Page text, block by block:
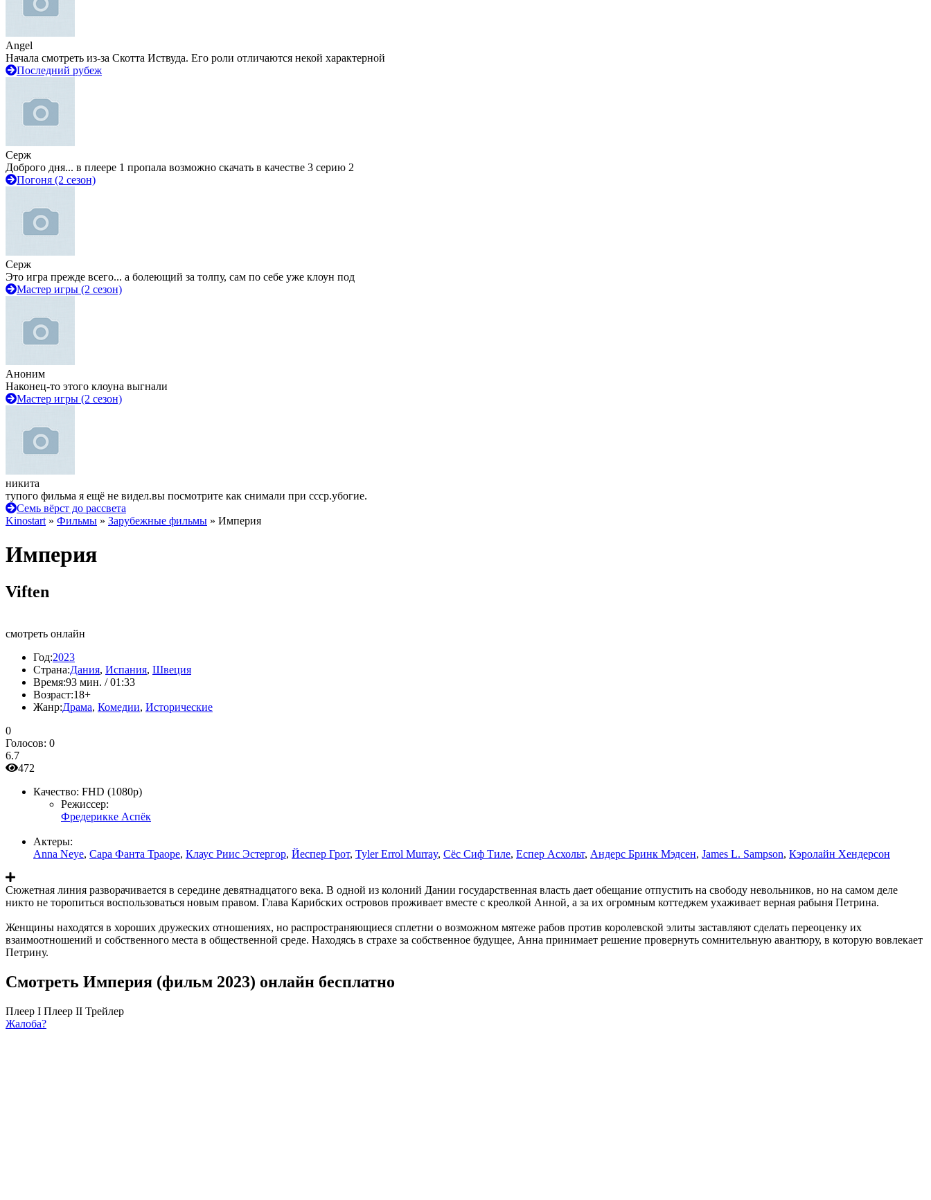
Angel
Начала смотреть из-за Скотта Иствуда. Его роли отличаются некой характерной
Последний рубеж
Серж
Доброго дня... в плеере 1 пропала возможно скачать в качестве 3 серию 2
Погоня (2 сезон)
Серж
Это игра прежде всего... а болеющий за толпу, сам по себе уже клоун под
Мастер игры (2 сезон)
Аноним
Наконец-то этого клоуна выгнали
Мастер игры (2 сезон)
никита
тупого фильма я ещё не видел.вы посмотрите как снимали при ссср.убогие.
Семь вёрст до рассвета
Kinostart » Фильмы » Зарубежные фильмы » Империя
Империя
Viften
смотреть онлайн
Год:2023
Страна:Дания, Испания, Швеция
Время:93 мин. / 01:33
Возраст:18+
Жанр:Драма, Комедии, Исторические
0
Голосов: 0
6.7
472
Качество: FHD (1080p)
Режиссер:
Фредерикке Аспёк
Актеры:
Anna Neye, Сара Фанта Траоре, Клаус Риис Эстергор, Йеспер Грот, Tyler Errol Murray, Сёс Сиф Тиле, Еспер Асхольт, Андерс Бринк Мэдсен, James L. Sampson, Кэролайн Хендерсон
Сюжетная линия разворачивается в середине девятнадцатого века. В одной из колоний Дании государственная власть дает обещание отпустить на свободу невольников, но на самом деле
никто не торопиться воспользоваться новым правом. Глава Карибских островов проживает вместе с креолкой Анной, а за их огромным коттеджем ухаживает верная рабыня Петрина.
Женщины находятся в хороших дружеских отношениях, но распространяющиеся сплетни о возможном мятеже рабов против королевской элиты заставляют сделать переоценку их
взаимоотношений и собственного места в общественной среде. Находясь в страхе за собственное будущее, Анна принимает решение провернуть сомнительную авантюру, в которую вовлекает
Петрину.
Смотреть Империя (фильм 2023) онлайн бесплатно
Плеер I Плеер II Трейлер
Жалоба?